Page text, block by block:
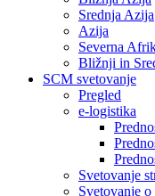
Srednja Azija
Azija
Severna
Bližnji in
SCM svetovanje
Pregled
e-logistika
Svetovanje
Svetovanje